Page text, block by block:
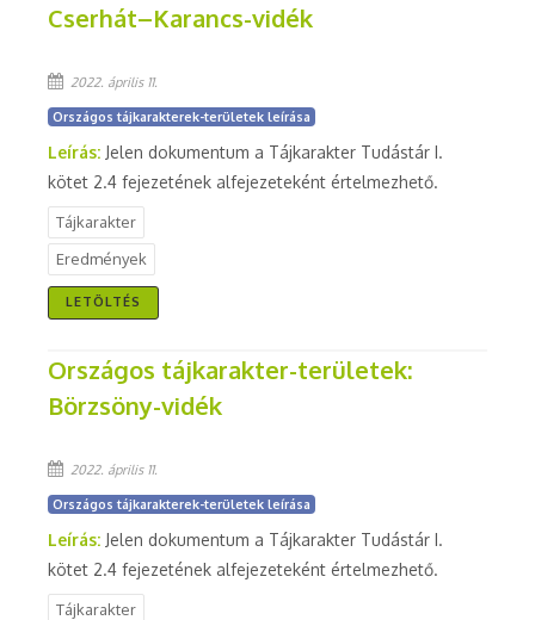
Cserhát–Karancs-vidék
2022. április 11.
Országos tájkarakterek-területek leírása
Leírás: Jelen dokumentum a Tájkarakter Tudástár I.
kötet 2.4 fejezetének alfejezeteként értelmezhető.
Tájkarakter
Eredmények
LETÖLTÉS
Országos tájkarakter-területek:
Börzsöny-vidék
2022. április 11.
Országos tájkarakterek-területek leírása
Leírás: Jelen dokumentum a Tájkarakter Tudástár I.
kötet 2.4 fejezetének alfejezeteként értelmezhető.
Tájkarakter